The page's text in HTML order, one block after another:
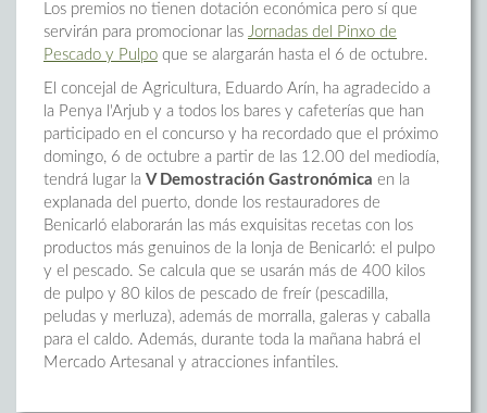
Los premios no tienen dotación económica pero sí que
servirán para promocionar las Jornadas del Pinxo de
Pescado y Pulpo que se alargarán hasta el 6 de octubre.
El concejal de Agricultura, Eduardo Arín, ha agradecido a
la Penya l'Arjub y a todos los bares y cafeterías que han
participado en el concurso y ha recordado que el próximo
domingo, 6 de octubre a partir de las 12.00 del mediodía,
tendrá lugar la V Demostración Gastronómica en la
explanada del puerto, donde los restauradores de
Benicarló elaborarán las más exquisitas recetas con los
productos más genuinos de la lonja de Benicarló: el pulpo
y el pescado. Se calcula que se usarán más de 400 kilos
de pulpo y 80 kilos de pescado de freír (pescadilla,
peludas y merluza), además de morralla, galeras y caballa
para el caldo. Además, durante toda la mañana habrá el
Mercado Artesanal y atracciones infantiles.